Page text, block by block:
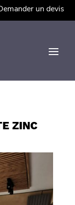
un devis
ZINC